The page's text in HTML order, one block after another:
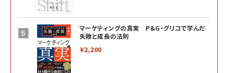
マーケティングの真実 P&G・グリコで学んだ
失敗と成長の法則
￥2,200